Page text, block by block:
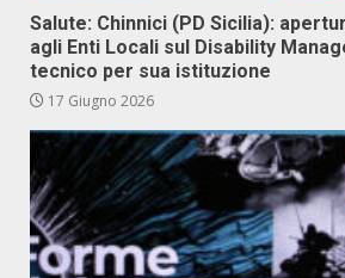
Salute: Chinnici (PD Sicilia):
agli Enti Locali sul Disability
tecnico per sua istituzione
17 Giugno 2026